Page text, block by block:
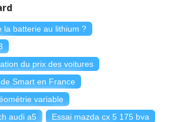
la batterie au lithium ?
du prix des voitures
Smart en France
variable
audi a5
Essai mazda cx 5 175 bva